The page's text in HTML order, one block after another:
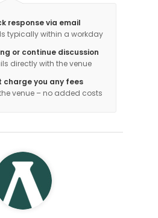
response via email
typically within a workday
or continue discussion
directly with the venue
charge you any fees
venue – no added costs